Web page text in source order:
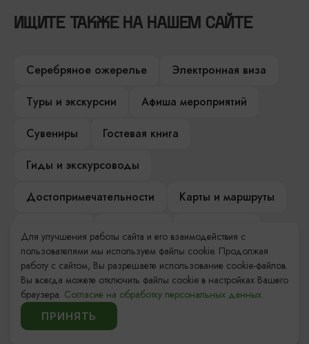
ИЩИТЕ ТАКЖЕ НА НАШЕМ САЙТЕ
Серебряное ожерелье
Электронная виза
Туры и экскурсии
Афиша мероприятий
Сувениры
Гостевая книга
Гиды и экскурсоводы
Достопримечательности
Карты и маршруты
Компас Балтийской кухни
Настоящий Калининградец
Музеи
Для улучшения работы сайта и его взаимодействия с
пользователями мы используем файлы cookie. Продолжая
работу с сайтом, Вы разрешаете использование cookie-файлов.
Вы всегда можете отключить файлы cookie в настройках Вашего
браузера. Согласие на обработку персональных данных.
ПРИНЯТЬ